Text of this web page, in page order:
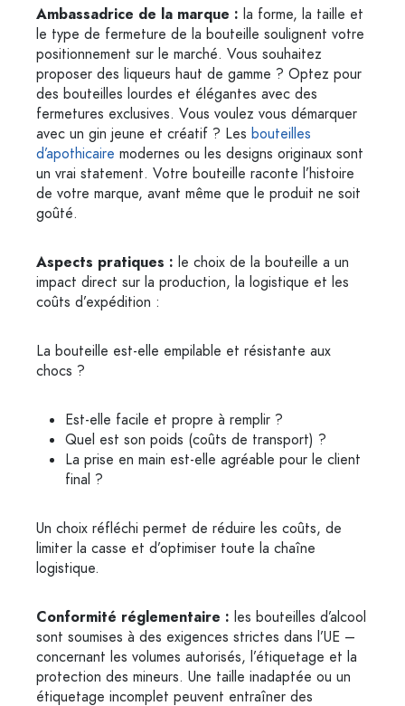
Ambassadrice de la marque : la forme, la taille et
le type de fermeture de la bouteille soulignent votre
positionnement sur le marché. Vous souhaitez
proposer des liqueurs haut de gamme ? Optez pour
des bouteilles lourdes et élégantes avec des
fermetures exclusives. Vous voulez vous démarquer
avec un gin jeune et créatif ? Les bouteilles
d’apothicaire modernes ou les designs originaux sont
un vrai statement. Votre bouteille raconte l’histoire
de votre marque, avant même que le produit ne soit
goûté.
Aspects pratiques : le choix de la bouteille a un
impact direct sur la production, la logistique et les
coûts d’expédition :
La bouteille est-elle empilable et résistante aux
chocs ?
Est-elle facile et propre à remplir ?
Quel est son poids (coûts de transport) ?
La prise en main est-elle agréable pour le client
final ?
Un choix réfléchi permet de réduire les coûts, de
limiter la casse et d’optimiser toute la chaîne
logistique.
Conformité réglementaire : les bouteilles d’alcool
sont soumises à des exigences strictes dans l’UE –
concernant les volumes autorisés, l’étiquetage et la
protection des mineurs. Une taille inadaptée ou un
étiquetage incomplet peuvent entraîner des